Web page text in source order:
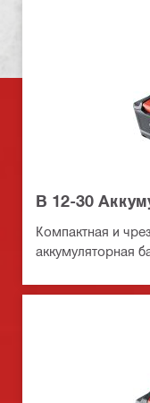
B 12-30
Компактная и
аккумуляторная